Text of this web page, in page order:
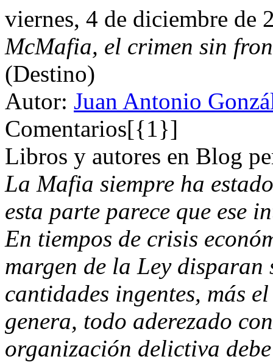
viernes, 4 de diciembre de
McMafia, el crimen sin
(Destino)
Autor: Juan Antonio
Comentarios[{1}]
Libros y autores en Blog
La Mafia siempre ha
esta parte parece que ese
En tiempos de crisis
margen de la Ley
cantidades ingentes, más
genera, todo aderezado
organización delictiva